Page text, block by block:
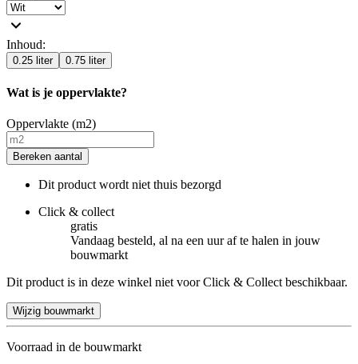
Inhoud:
0.25 liter 0.75 liter
Wat is je oppervlakte?
Oppervlakte (m2)
Bereken aantal
Dit product wordt niet thuis bezorgd
Click & collect
gratis
Vandaag besteld, al na een uur af te halen in jouw
bouwmarkt
Dit product is in deze winkel niet voor Click & Collect beschikbaar.
Wijzig bouwmarkt
Voorraad in de bouwmarkt